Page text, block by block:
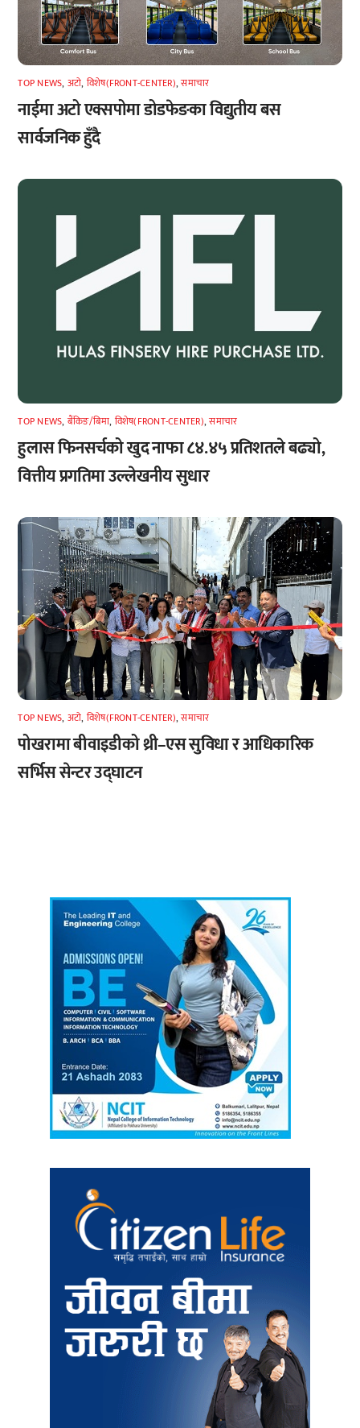
TOP NEWS, अटाे, विशेष(FRONT-CENTER),समाचार
नाईमा अटो एक्सपोमा डोडफेङका विद्युतीय बस
सार्वजनिक हुँदै
TOP NEWS, बैंकिङ/बिमा, विशेष(FRONT-CENTER),समाचार
हुलास फिनसर्चको खुद नाफा ८४.४५ प्रतिशतले बढ्यो,
वित्तीय प्रगतिमा उल्लेखनीय सुधार
TOP NEWS, अटाे, विशेष(FRONT-CENTER),समाचार
पोखरामा बीवाइडीको थ्री–एस सुविधा र आधिकारिक
सर्भिस सेन्टर उद्घाटन